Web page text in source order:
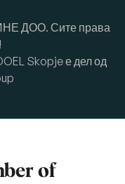
ДОО. Сите права
Skopje е дел од
of